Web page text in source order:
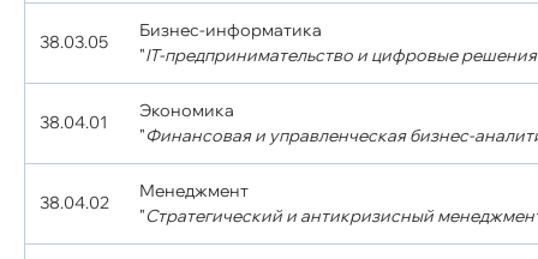
38.03.05
Бизнес-информатика
"IT-предпринимательство и цифровые решения
38.04.01
Экономика
"Финансовая и управленческая бизнес-
38.04.02
Менеджмент
"Стратегический и антикризисный